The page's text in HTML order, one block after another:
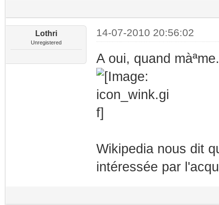
Lothri
Unregistered
14-07-2010 20:56:02
A oui, quand
Wikipedia nous dit
intéressée par